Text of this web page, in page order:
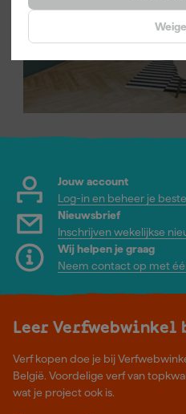
Jouw account
Log-in en beheer je
Nieuwsbrief
Inschrijven wekelijkse
Wij helpen je graag
Neem contact op met
Leer Verfwebwinkel
Verf kopen doe je bij
België. Voordelige verf van
wat je project ook is.